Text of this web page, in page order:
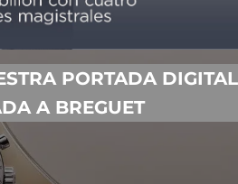
PORTADA DIGITAL
A BREGUET